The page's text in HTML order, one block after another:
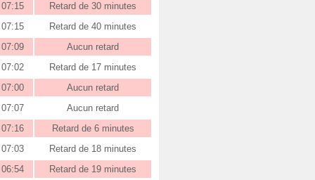
Retard de 30 minutes
Retard de 40 minutes
Aucun retard
Retard de 17 minutes
Aucun retard
Aucun retard
Retard de 6 minutes
Retard de 18 minutes
Retard de 19 minutes